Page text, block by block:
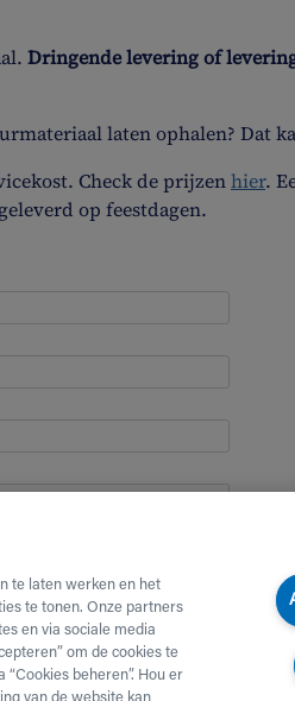
Dringende levering of
laten ophalen? Dat
Check de prijzenhier.
op feestdagen.
te laten werken en het
te tonen. Onze partners
en via sociale media
om de cookies te
beheren”. Hou er